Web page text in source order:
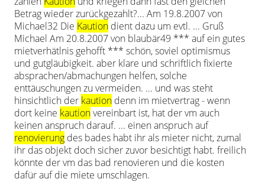
Betrag wieder zurückgezahlt?... Am 19.8.2007 von
Michael32 Die Kaution dient dazu um evtl. ... Gruß
Michael Am 20.8.2007 von blaubär49 *** auf ein gutes
mietverhätlnis gehofft *** schön, soviel optimismus
und gutgläubigkeit. aber klare und schriftlich fixierte
absprachen/abmachungen helfen, solche
enttäuschungen zu vermeiden. ... und was steht
hinsichtlich der kaution denn im mietvertrag - wenn
dort keine kautionvereinbart ist, hat der vm auch
keinen anspruch darauf. ... einen anspruch auf
renovierung des bades habt ihr als mieter nicht, zumal
ihr das objekt doch sicher zuvor besichtigt habt. freilich
könnte der vm das bad renovieren und die kosten
dafür auf die miete umschlagen.